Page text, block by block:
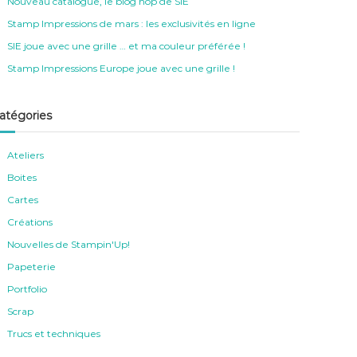
Stamp Impressions de mars : les exclusivités en ligne
SIE joue avec une grille … et ma couleur préférée !
Stamp Impressions Europe joue avec une grille !
Ateliers
Boites
Cartes
Créations
Nouvelles de Stampin'Up!
Papeterie
Portfolio
Scrap
Trucs et techniques